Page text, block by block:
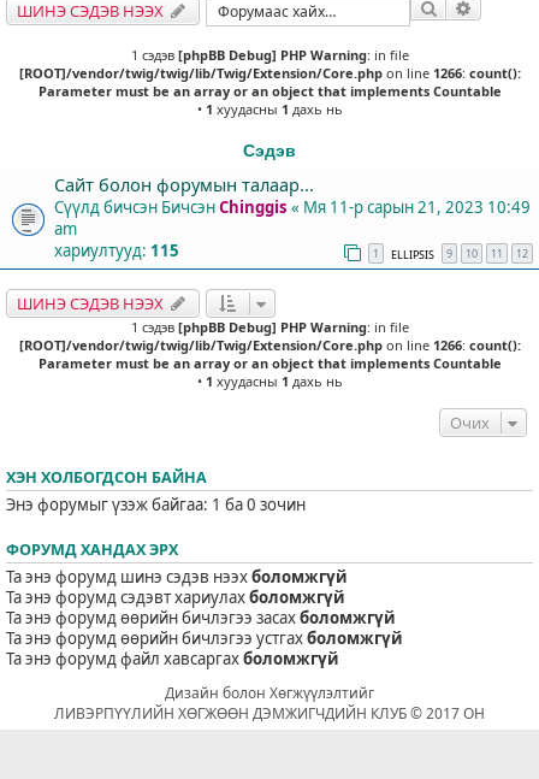
ШИНЭ СЭДЭВ НЭЭХ Хайлт
1 сэдэв [phpBB Debug] PHP Warning: in file
[ROOT]/vendor/twig/twig/lib/Twig/Extension/Core.phpon line 1266: count():
Parameter must be an array or an object that implements Countable
• 1 хуудасны 1 дахь нь
Сэдэв
Сайт болон форумын талаар...
Сүүлд бичсэн БичсэнChinggis « Мя 11-р сарын 21, 2023 10:49
am
хариултууд: 115 1 ELLIPSIS 9 10 11 12
ШИНЭ СЭДЭВ НЭЭХ
1 сэдэв [phpBB Debug] PHP Warning: in file
[ROOT]/vendor/twig/twig/lib/Twig/Extension/Core.phpon line 1266: count():
Parameter must be an array or an object that implements Countable
• 1 хуудасны 1 дахь нь
Очих
ХЭН ХОЛБОГДСОН БАЙНА
Энэ форумыг үзэж байгаа: 1 ба 0 зочин
ФОРУМД ХАНДАХ ЭРХ
Та энэ форумд шинэ сэдэв нээхболомжгүй
Та энэ форумд сэдэвт хариулахболомжгүй
Та энэ форумд өөрийн бичлэгээ засахболомжгүй
Та энэ форумд өөрийн бичлэгээ устгахболомжгүй
Та энэ форумд файл хавсаргахболомжгүй
Дизайн болон Хөгжүүлэлтийг
ЛИВЭРПҮҮЛИЙН ХӨГЖӨӨН ДЭМЖИГЧДИЙН КЛУБ © 2017 ОН